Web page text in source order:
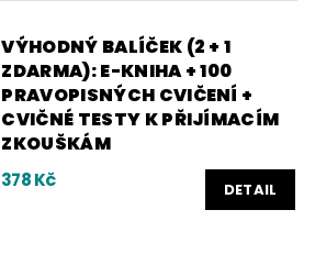
VÝHODNÝ BALÍČEK (2 + 1
ZDARMA): E-KNIHA + 100
PRAVOPISNÝCH CVIČENÍ +
CVIČNÉ TESTY K PŘIJÍMACÍM
ZKOUŠKÁM
378 Kč DETAIL